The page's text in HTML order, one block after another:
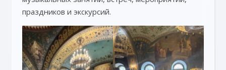
праздников и экскурсий.